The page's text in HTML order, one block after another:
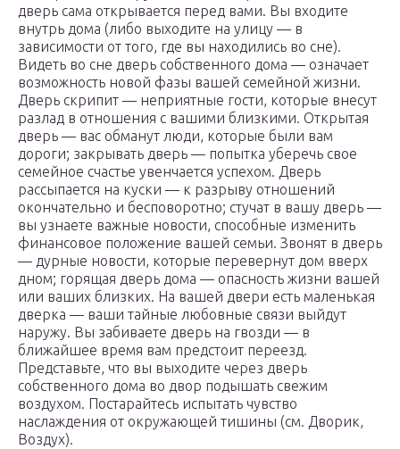
дверь сама открывается перед вами. Вы входите
внутрь дома (либо выходите на улицу — в
зависимости от того, где вы находились во сне).
Видеть во сне дверь собственного дома — означает
возможность новой фазы вашей семейной жизни.
Дверь скрипит — неприятные гости, которые внесут
разлад в отношения с вашими близкими. Открытая
дверь — вас обманут люди, которые были вам
дороги; закрывать дверь — попытка уберечь свое
семейное счастье увенчается успехом. Дверь
рассыпается на куски — к разрыву отношений
окончательно и бесповоротно; стучат в вашу дверь —
вы узнаете важные новости, способные изменить
финансовое положение вашей семьи. Звонят в дверь
— дурные новости, которые перевернут дом вверх
дном; горящая дверь дома — опасность жизни вашей
или ваших близких. На вашей двери есть маленькая
дверка — ваши тайные любовные связи выйдут
наружу. Вы забиваете дверь на гвозди — в
ближайшее время вам предстоит переезд.
Представьте, что вы выходите через дверь
собственного дома во двор подышать свежим
воздухом. Постарайтесь испытать чувство
наслаждения от окружающей тишины (см. Дворик,
Воздух).